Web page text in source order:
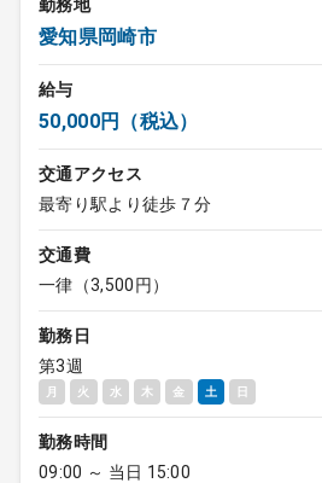
勤務地
愛知県岡崎市
給与
50,000円（税込）
交通アクセス
最寄り駅より徒歩７分
交通費
一律（3,500円）
勤務日
第3週
月 火 水 木 金 土 日
勤務時間
09:00 ～ 当日 15:00